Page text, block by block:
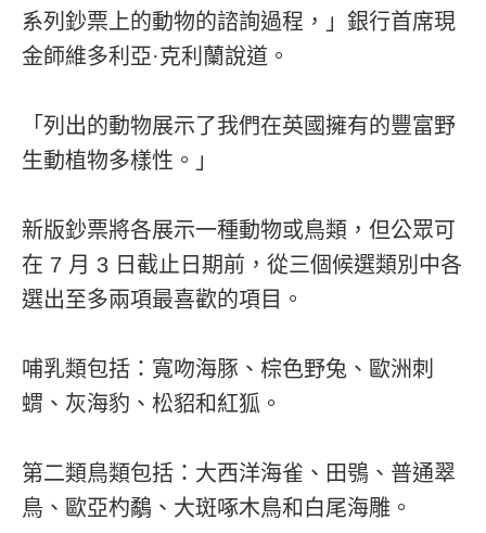
系列鈔票上的動物的諮詢過程，」銀行首席現
金師維多利亞·克利蘭說道。
「列出的動物展示了我們在英國擁有的豐富野
生動植物多樣性。」
新版鈔票將各展示一種動物或鳥類，但公眾可
在 7 月 3 日截止日期前，從三個候選類別中各
選出至多兩項最喜歡的項目。
哺乳類包括：寬吻海豚、棕色野兔、歐洲刺
蝟、灰海豹、松貂和紅狐。
第二類鳥類包括：大西洋海雀、田鴞、普通翠
鳥、歐亞杓鷸、大斑啄木鳥和白尾海雕。